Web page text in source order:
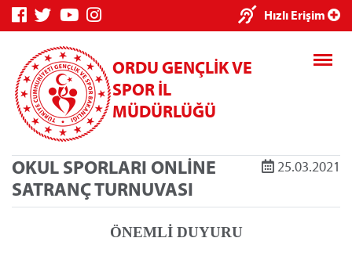
Hızlı Erişim
ORDU GENÇLİK VE
SPOR İL
MÜDÜRLÜĞÜ
OKUL SPORLARI ONLİNE
SATRANÇ TURNUVASI
25.03.2021
ÖNEMLİ DUYURU
×
Genç Bilgi
Sistemi
Spor Bilgi
Sistemi
Kredi/Yurt